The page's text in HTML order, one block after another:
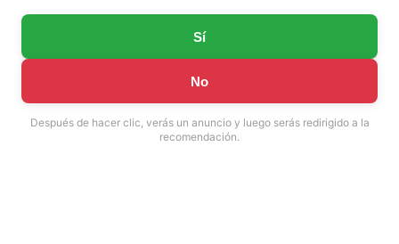
Sí
No
Después de hacer clic, verás un anuncio y luego serás redirigido a la
recomendación.